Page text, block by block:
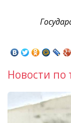
Новости по